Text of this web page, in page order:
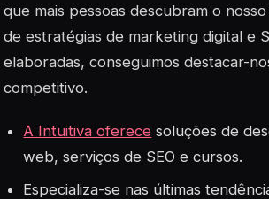
que mais pessoas descubram o
de estratégias de marketing digital e
elaboradas, conseguimos destacar-
competitivo.
A Intuitiva oferece soluções de
web, serviços de SEO e cursos.
Especializa-se nas últimas